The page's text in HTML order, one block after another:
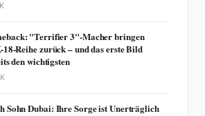
"Terrifier 3"-Macher bringen
18-Reihe zurück – und das erste Bild
den wichtigsten
Sohn Dubai: Ihre Sorge ist Unerträglich